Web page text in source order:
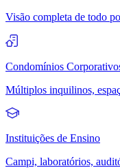
Visão completa de todo
Condomínios
Múltiplos inquilinos,
Instituições de Ensino
Campi, laboratórios,